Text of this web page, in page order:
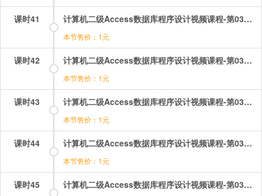
课时41 计算机二级Access数据库程序设计视频课程-第03章-操作：创建选择查询（2）.mp4
本节售价：1元
课时42 计算机二级Access数据库程序设计视频课程-第03章-操作：结构化查询语言SQL（1）.mp4
本节售价：1元
课时43 计算机二级Access数据库程序设计视频课程-第03章-操作：结构化查询语言SQL（2）.mp4
本节售价：1元
课时44 计算机二级Access数据库程序设计视频课程-第03章-操作：结构化查询语言SQL（3）.mp4
本节售价：1元
课时45 计算机二级Access数据库程序设计视频课程-第03章-操作：编辑和使用查询.mp4